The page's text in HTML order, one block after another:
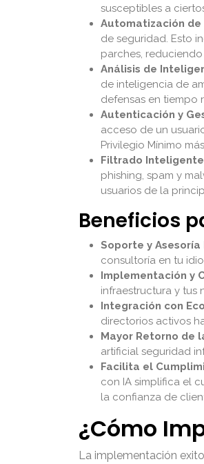
susceptibles a
Automatización de
de seguridad. Esto
parches,
Análisis de
de inteligencia de
defensas en tiempo
Autenticación y
acceso de un
Privilegio Mínimo
Filtrado
phishing, spam y
usuarios de la
Beneficios
Soporte y Asesoría
consultoría en tu
Implementación y
infraestructura y tus
Integración con
directorios activos
Mayor Retorno de
artificial seguridad
Facilita el
con IA simplifica el
la confianza de
¿Cómo
La implementación